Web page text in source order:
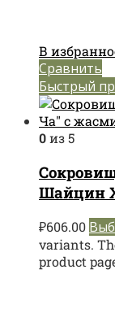
В
Сравнить
Быстрый
0из 5
Шайцин
₽606.00
variants.
product